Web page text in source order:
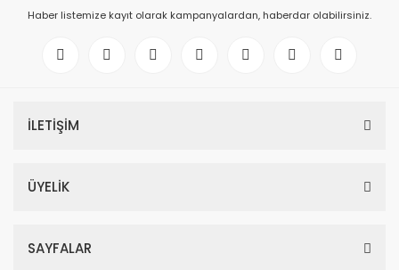
Haber listemize kayıt olarak kampanyalardan, haberdar olabilirsiniz.
İLETİŞİM
ÜYELİK
SAYFALAR